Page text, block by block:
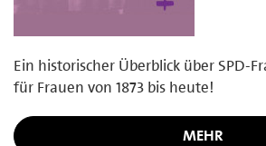
Ein historischer Überblick über SPD-
für Frauen von 1873 bis heute!
MEHR